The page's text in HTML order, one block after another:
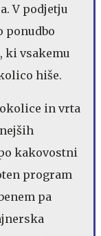
V podjetju
ponudbo
, ki vsakemu
hiše.
in vrta
kakovostni
program
pa